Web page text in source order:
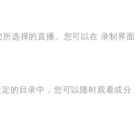
选择的直播。您可以在 录制界面
的目录中，您可以随时观看或分